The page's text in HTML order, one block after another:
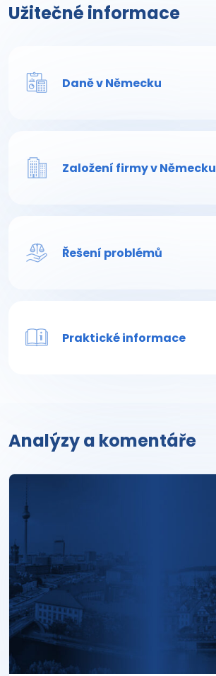
Užitečné informace
Daně v Německu
Založení firmy v Německu
Řešení problémů
Praktické informace
Analýzy a komentáře